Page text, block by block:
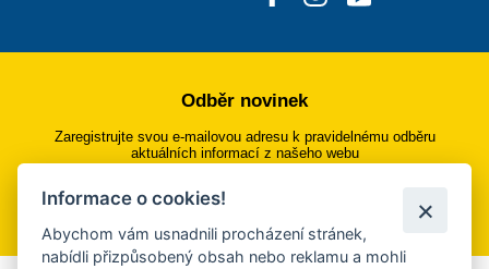
Odběr novinek
Zaregistrujte svou e-mailovou adresu k pravidelnému odběru
aktuálních informací z našeho webu
Přihlásit se k odběru
Informace o cookies!
Abychom vám usnadnili procházení stránek,
nabídli přizpůsobený obsah nebo reklamu a mohli